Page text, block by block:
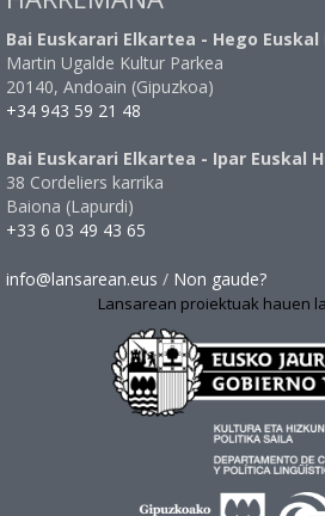
Bai Euskarari Elkartea - Hego Euskal
Martin Ugalde Kultur Parkea
20140, Andoain (Gipuzkoa)
+34 943 59 21 48
Bai Euskarari Elkartea - Ipar Euskal
38 Cordeliers karrika
Baiona (Lapurdi)
+33 6 03 49 43 65
info@lansarean.eus / Non gaude?
Lansarean proiektuak hauen